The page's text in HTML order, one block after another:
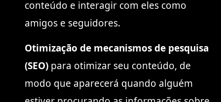
conteúdo e interagir com eles como
amigos e seguidores.
Otimização de mecanismos de pesquisa
(SEO) para otimizar seu conteúdo, de
modo que aparecerá quando alguém